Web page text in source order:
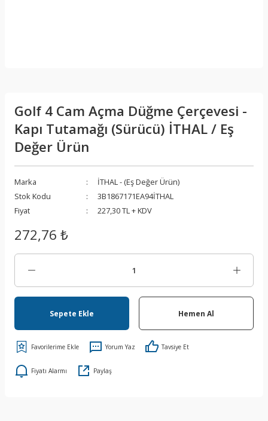
Golf 4 Cam Açma Düğme Çerçevesi -
Kapı Tutamağı (Sürücü) İTHAL / Eş
Değer Ürün
Marka
İTHAL - (Eş Değer Ürün)
Stok Kodu
3B1867171EA94İTHAL
Fiyat
227,30 TL + KDV
272,76 ₺
Sepete Ekle Hemen Al
Yorum Yaz Tavsiye Et
Fiyatı Alarmı Paylaş